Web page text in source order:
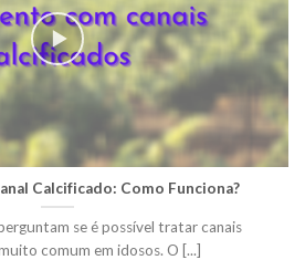
Calcificado: Como Funciona?
se é possível tratar canais
comum em idosos. O [...]